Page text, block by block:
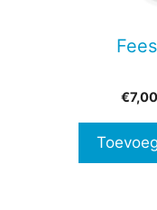
€7,00